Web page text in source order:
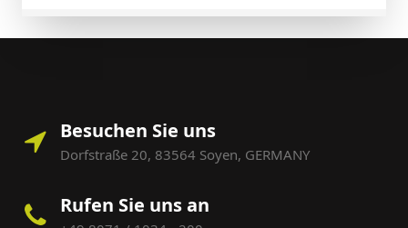
Besuchen Sie uns
Dorfstraße 20, 83564 Soyen, GERMANY
Rufen Sie uns an